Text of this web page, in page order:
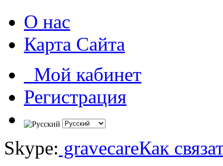
О нас
Карта Сайта
Мой кабинет
Регистрация
Skype: gravecareКак